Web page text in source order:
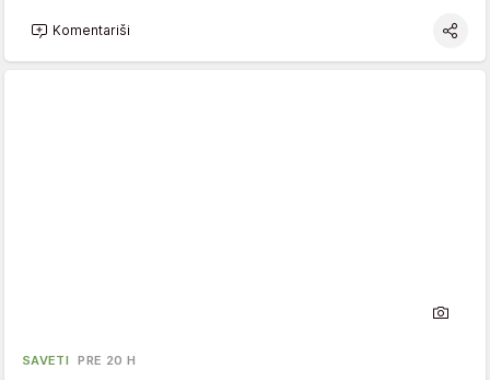
Komentariši
SAVETI PRE 20 H